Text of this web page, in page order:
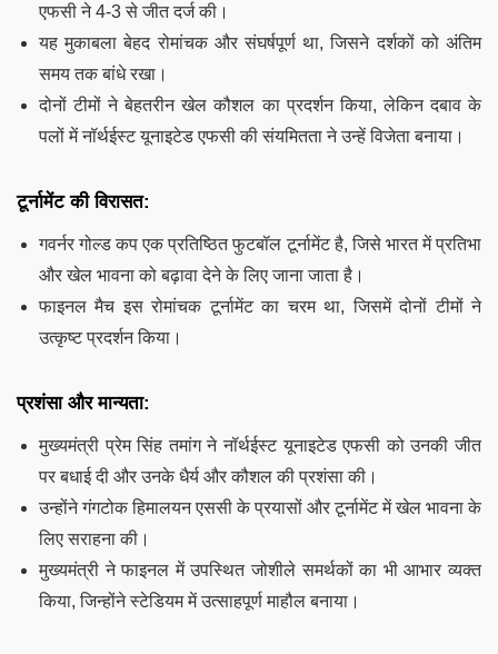
एफसी ने 4-3 से जीत दर्ज की।
यह मुकाबला बेहद रोमांचक और संघर्षपूर्ण था, जिसने दर्शकों को अंतिम
समय तक बांधे रखा।
दोनों टीमों ने बेहतरीन खेल कौशल का प्रदर्शन किया, लेकिन दबाव के
पलों में नॉर्थईस्ट यूनाइटेड एफसी की संयमितता ने उन्हें विजेता बनाया।
टूर्नामेंट की विरासत:
गवर्नर गोल्ड कप एक प्रतिष्ठित फुटबॉल टूर्नामेंट है, जिसे भारत में प्रतिभा
और खेल भावना को बढ़ावा देने के लिए जाना जाता है।
फाइनल मैच इस रोमांचक टूर्नामेंट का चरम था, जिसमें दोनों टीमों ने
उत्कृष्ट प्रदर्शन किया।
प्रशंसा और मान्यता:
मुख्यमंत्री प्रेम सिंह तमांग ने नॉर्थईस्ट यूनाइटेड एफसी को उनकी जीत
पर बधाई दी और उनके धैर्य और कौशल की प्रशंसा की।
उन्होंने गंगटोक हिमालयन एससी के प्रयासों और टूर्नामेंट में खेल भावना के
लिए सराहना की।
मुख्यमंत्री ने फाइनल में उपस्थित जोशीले समर्थकों का भी आभार व्यक्त
किया, जिन्होंने स्टेडियम में उत्साहपूर्ण माहौल बनाया।